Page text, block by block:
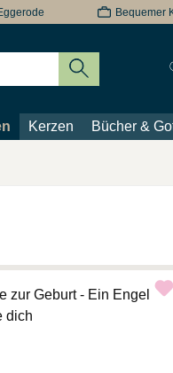
Bequemer
Kerzen Bücher &